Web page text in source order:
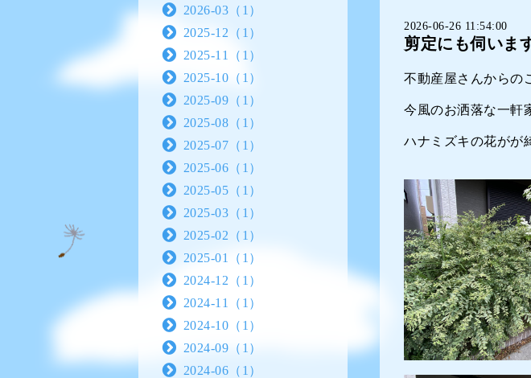
2026-06-26 11:54:00
剪定にも伺いま
不動産屋さんからの
今風のお洒落な一軒
ハナミズキの花がが
2026-03（1）
2025-12（1）
2025-11（1）
2025-10（1）
2025-09（1）
2025-08（1）
2025-07（1）
2025-06（1）
2025-05（1）
2025-03（1）
2025-02（1）
2025-01（1）
2024-12（1）
2024-11（1）
2024-10（1）
2024-09（1）
2024-06（1）